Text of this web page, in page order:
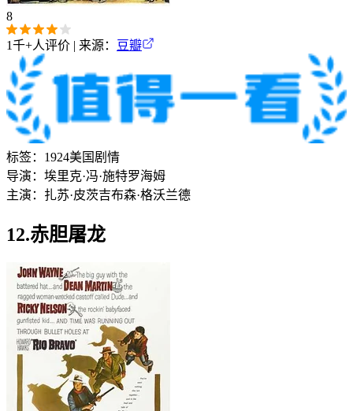
8
1千+人评价 | 来源： 豆瓣
标签： 1924美国 剧情
导演： 埃里克·冯·施特罗海姆
主演： 扎苏·皮茨吉布森·格沃兰德
12.赤胆屠龙